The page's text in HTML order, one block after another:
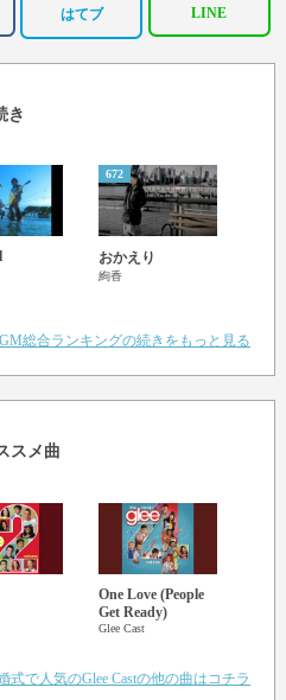
はてブ LINE
き
672
おかえり
絢香
総合ランキングの続きをもっと見る
スメ曲
One Love (People
Get Ready)
Glee Cast
で人気のGlee Castの他の曲はコチラ